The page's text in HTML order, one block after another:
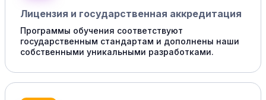
Лицензия и государственная аккредитация
Программы обучения соответствуют
государственным стандартам и дополнены наши
собственными уникальными разработками.